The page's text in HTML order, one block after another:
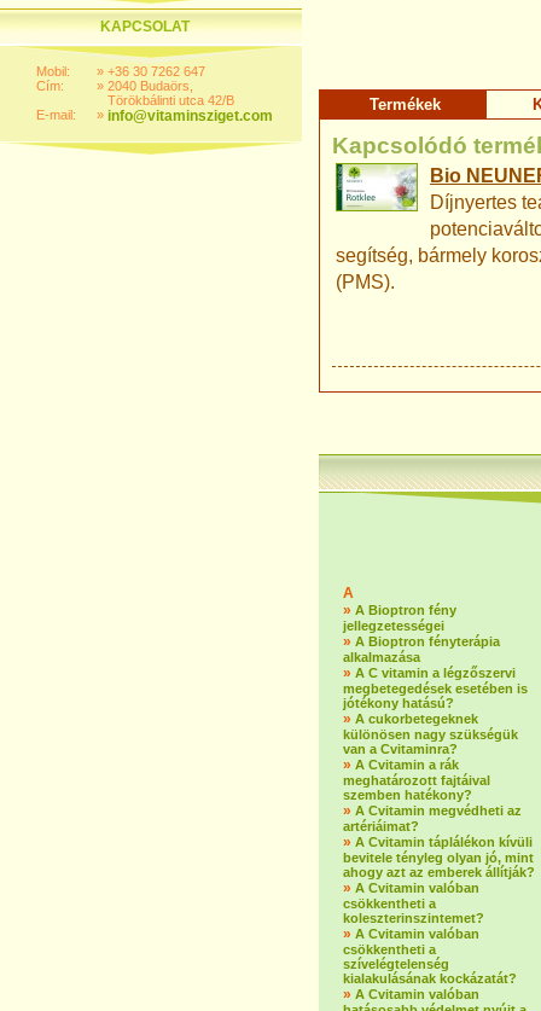
KAPCSOLAT
Mobil:
Cím:
E-mail:
»
»
»
+36 30 7262 647
2040 Budaörs,
Törökbálinti utca 42/B
info@vitaminsziget.com
Termékek
Kapcsolódó
Bio
Díjnyertes
segítség, bármely
(PMS).
A
» A Bioptron fény
jellegzetességei
» A Bioptron fényterápia
alkalmazása
» A C vitamin a légzőszervi
megbetegedések esetében is
jótékony hatású?
» A cukorbetegeknek
különösen nagy szükségük
van a Cvitaminra?
» A Cvitamin a rák
meghatározott fajtáival
szemben hatékony?
» A Cvitamin megvédheti az
artériáimat?
» A Cvitamin táplálékon kívüli
bevitele tényleg olyan jó, mint
ahogy azt az emberek állítják?
» A Cvitamin valóban
csökkentheti a
koleszterinszintemet?
» A Cvitamin valóban
csökkentheti a
szívelégtelenség
kialakulásának kockázatát?
» A Cvitamin valóban